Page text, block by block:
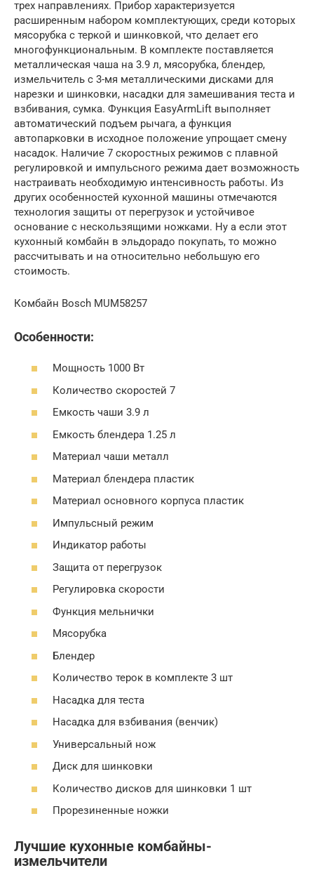
трех направлениях. Прибор характеризуется
расширенным набором комплектующих, среди которых
мясорубка с теркой и шинковкой, что делает его
многофункциональным. В комплекте поставляется
металлическая чаша на 3.9 л, мясорубка, блендер,
измельчитель с 3-мя металлическими дисками для
нарезки и шинковки, насадки для замешивания теста и
взбивания, сумка. Функция EasyArmLift выполняет
автоматический подъем рычага, а функция
автопарковки в исходное положение упрощает смену
насадок. Наличие 7 скоростных режимов с плавной
регулировкой и импульсного режима дает возможность
настраивать необходимую интенсивность работы. Из
других особенностей кухонной машины отмечаются
технология защиты от перегрузок и устойчивое
основание с нескользящими ножками. Ну а если этот
кухонный комбайн в эльдорадо покупать, то можно
рассчитывать и на относительно небольшую его
стоимость.
Комбайн Bosch MUM58257
Особенности:
Мощность 1000 Вт
Количество скоростей 7
Емкость чаши 3.9 л
Емкость блендера 1.25 л
Материал чаши металл
Материал блендера пластик
Материал основного корпуса пластик
Импульсный режим
Индикатор работы
Защита от перегрузок
Регулировка скорости
Функция мельнички
Мясорубка
Блендер
Количество терок в комплекте 3 шт
Насадка для теста
Насадка для взбивания (венчик)
Универсальный нож
Диск для шинковки
Количество дисков для шинковки 1 шт
Прорезиненные ножки
Лучшие кухонные комбайны-
измельчители